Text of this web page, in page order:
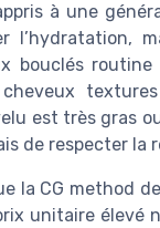
à une
l’hydratation,
bouclés
cheveux
est très gras
de respecter
la CG method
unitaire élevé